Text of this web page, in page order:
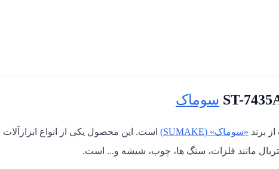
سوماک
«سوماک» (SUMAKE) است. این محصول یکی از انواع
مانند فلزات، سنگ ها، چوب، شیشه و... است.